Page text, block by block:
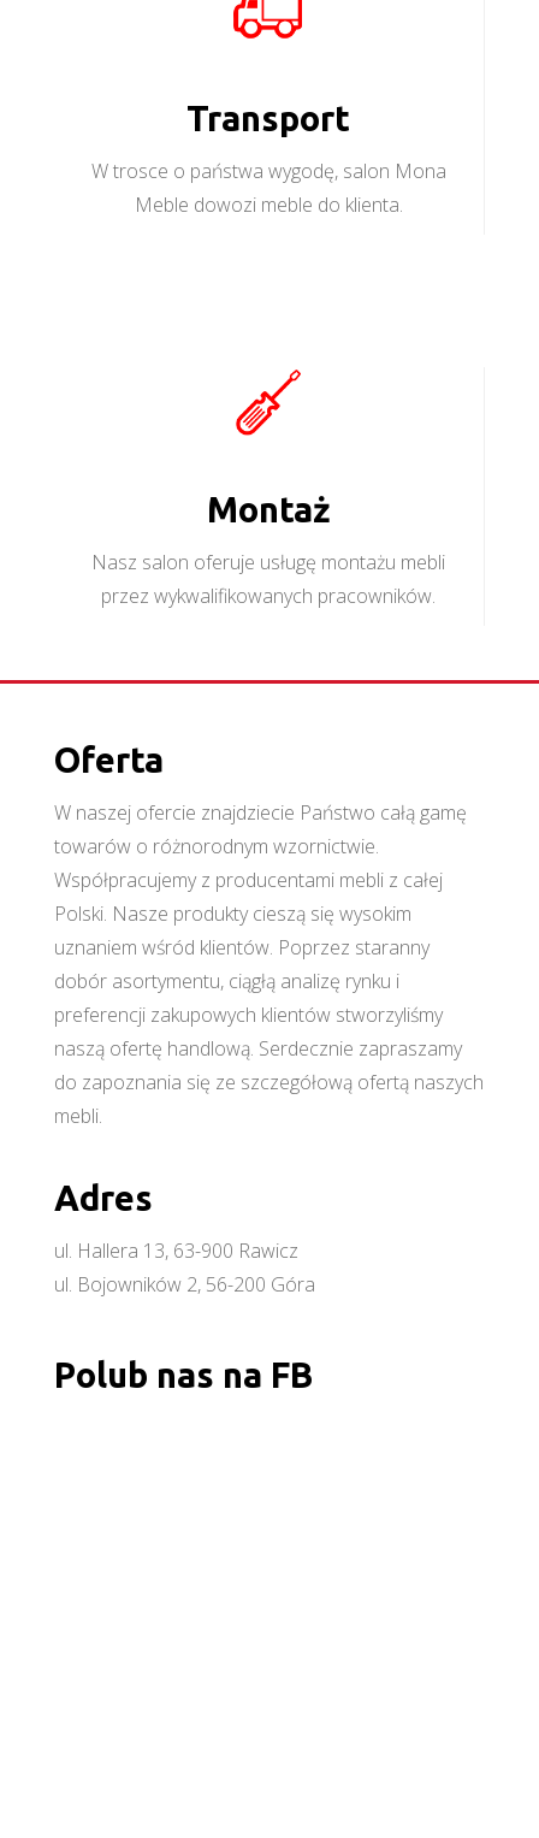
Transport
W trosce o państwa wygodę, salon Mona
Meble dowozi meble do klienta.
Montaż
Nasz salon oferuje usługę montażu mebli
przez wykwalifikowanych pracowników.
Oferta
W naszej ofercie znajdziecie Państwo całą gamę
towarów o różnorodnym wzornictwie.
Współpracujemy z producentami mebli z całej
Polski. Nasze produkty cieszą się wysokim
uznaniem wśród klientów. Poprzez staranny
dobór asortymentu, ciągłą analizę rynku i
preferencji zakupowych klientów stworzyliśmy
naszą ofertę handlową. Serdecznie zapraszamy
do zapoznania się ze szczegółową ofertą naszych
mebli.
Adres
ul. Hallera 13, 63-900 Rawicz
ul. Bojowników 2, 56-200 Góra
Polub nas na FB